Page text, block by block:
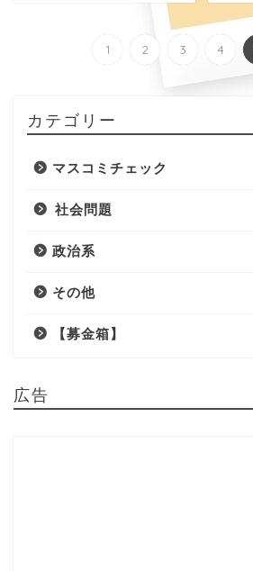
1 2 3 4
カテゴリー
マスコミチェック
社会問題
政治系
その他
【募金箱】
広告